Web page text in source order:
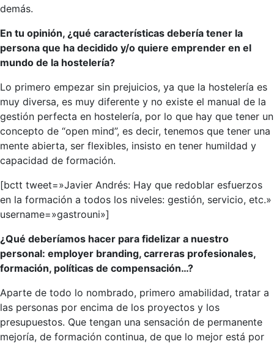
demás.
En tu opinión, ¿qué características debería tener la
persona que ha decidido y/o quiere emprender en el
mundo de la hostelería?
Lo primero empezar sin prejuicios, ya que la hostelería es
muy diversa, es muy diferente y no existe el manual de la
gestión perfecta en hostelería, por lo que hay que tener un
concepto de “open mind”, es decir, tenemos que tener una
mente abierta, ser flexibles, insisto en tener humildad y
capacidad de formación.
[bctt tweet=»Javier Andrés: Hay que redoblar esfuerzos
en la formación a todos los niveles: gestión, servicio, etc.»
username=»gastrouni»]
¿Qué deberíamos hacer para fidelizar a nuestro
personal: employer branding, carreras profesionales,
formación, políticas de compensación…?
Aparte de todo lo nombrado, primero amabilidad, tratar a
las personas por encima de los proyectos y los
presupuestos. Que tengan una sensación de permanente
mejoría, de formación continua, de que lo mejor está por